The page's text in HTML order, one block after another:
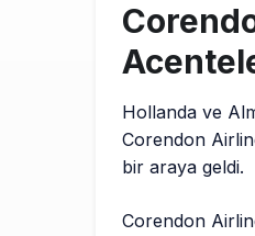
Hollanda ve
Corendon
bir araya geldi.
Corendon